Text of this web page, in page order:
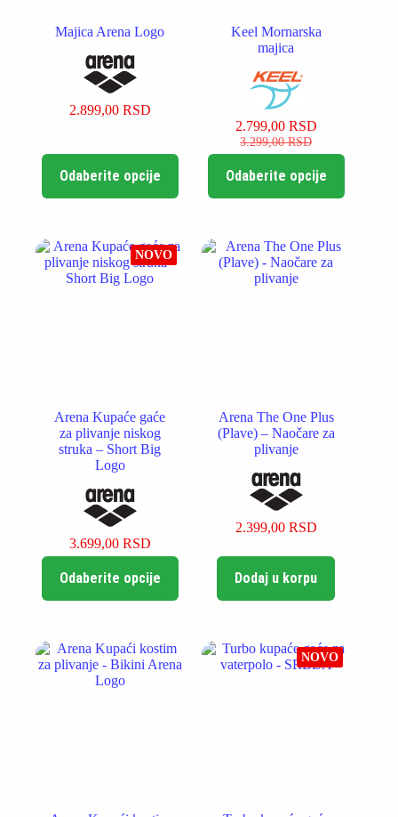
Majica Arena Logo
2.899,00 RSD
Odaberite opcije
proizvod
Opcije
mogu
biti
izabrane
Keel Mornarska
majica
3.299,00RSD
Originalna
cena
je
bila:
2.799,00 RSD
Trenutna
cena
je:
2.799,00 RSD.
Odaberite opcije
proizvod
Opcije
mogu
biti
izabrane
NOVO
Arena Kupaće gaće
za plivanje niskog
struka – Short Big
Logo
3.699,00 RSD
Odaberite opcije
proizvod
Opcije
mogu
biti
izabrane
Arena The One Plus
(Plave) – Naočare za
plivanje
2.399,00 RSD
Dodaj u korpu
NOVO